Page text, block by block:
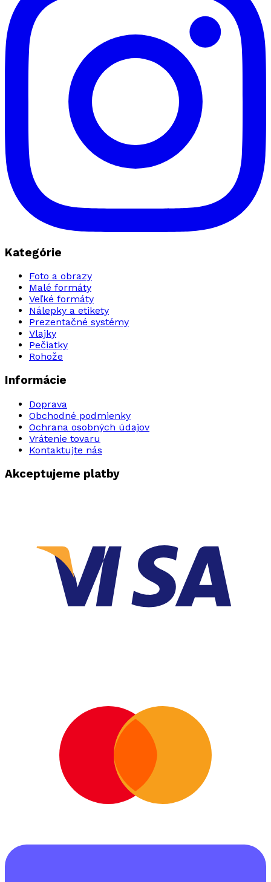
Kategórie
Foto a obrazy
Malé formáty
Veľké formáty
Nálepky a etikety
Prezentačné systémy
Vlajky
Pečiatky
Rohože
Informácie
Doprava
Obchodné podmienky
Ochrana osobných údajov
Vrátenie tovaru
Kontaktujte nás
Akceptujeme platby